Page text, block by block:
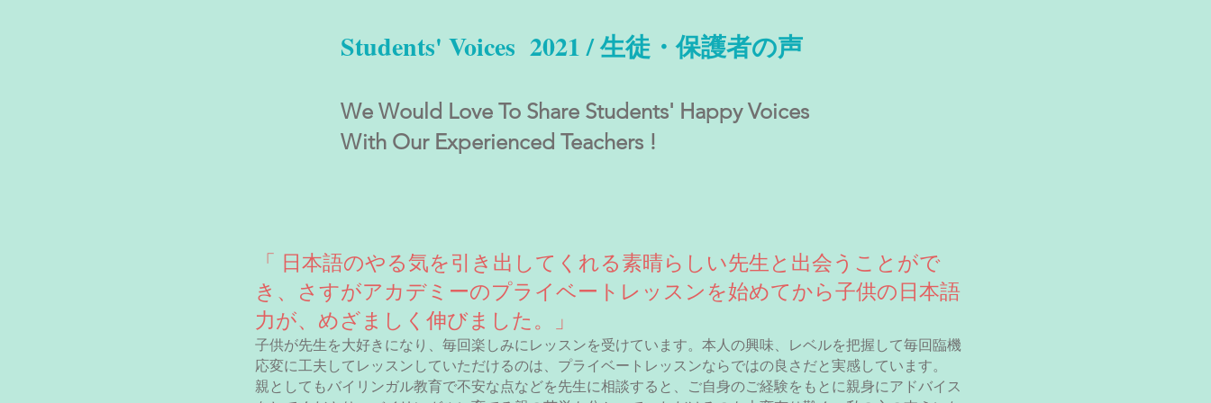
Students' Voices 2021 / 生徒・保護者の声
We Would Love To Share Students' Happy Voices
With Our Experienced Teachers !
「 日本語のやる気を引き出してくれる素晴らしい先生と出会うことがで
き、さすがアカデミーのプライベートレッスンを始めてから子供の日本語
力が、めざましく伸びました。」
子供が先生を大好きになり、毎回楽しみにレッスンを受けています。本人の興味、レベルを把握して毎回臨機
応変に工夫してレッスンしていただけるのは、プライベートレッスンならではの良さだと実感しています。
親としてもバイリンガル教育で不安な点などを先生に相談すると、ご自身のご経験をもとに親身にアドバイス